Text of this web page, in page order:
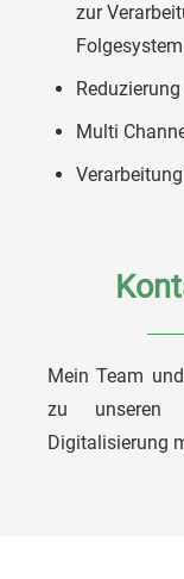
zur
Folgesystem
Multi
Mein Team
zu unseren
Digitalisierung